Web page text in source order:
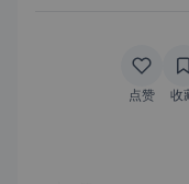
点赞 收